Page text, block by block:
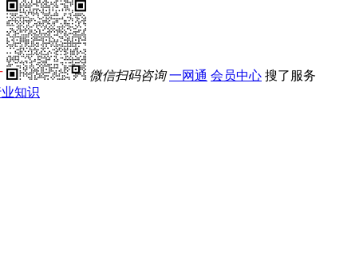
微信扫码咨询 一网通 会员中心 搜了服务
知识